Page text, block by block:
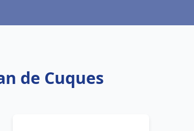
de Cuques